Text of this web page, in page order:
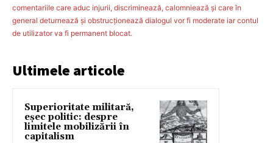
comentariile care aduc injurii, discriminează, calomniează şi care în
general deturnează şi obstrucţionează dialogul vor fi moderate iar contul
de utilizator va fi permanent blocat.
Ultimele articole
Superioritate militară,
eșec politic: despre
limitele mobilizării în
capitalism